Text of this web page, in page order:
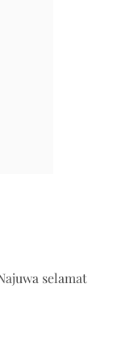
selamat